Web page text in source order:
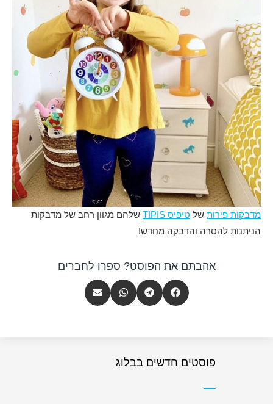
מדבקות פירות של טיפיס TIPIS
שלהם מגוון רחב של מדבקות
הניתנות להסרה והדבקה מחדש!
אהבתם את הפוסט? ספרו לחברים
פוסטים חדשים בבלוג